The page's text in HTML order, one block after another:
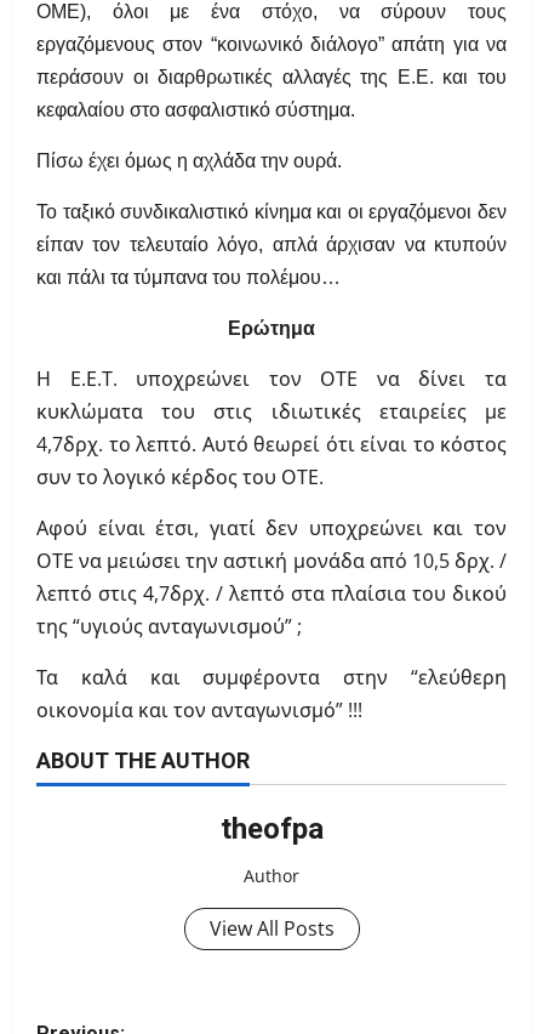
ΟΜΕ), όλοι με ένα στόχο, να σύρουν τους
εργαζόμενους στον “κοινωνικό διάλογο” απάτη για να
περάσουν οι διαρθρωτικές αλλαγές της Ε.Ε. και του
κεφαλαίου στο ασφαλιστικό σύστημα.
Πίσω έχει όμως η αχλάδα την ουρά.
Το ταξικό συνδικαλιστικό κίνημα και οι εργαζόμενοι δεν
είπαν τον τελευταίο λόγο, απλά άρχισαν να κτυπούν
και πάλι τα τύμπανα του πολέμου…
Ερώτημα
Η Ε.Ε.Τ. υποχρεώνει τον ΟΤΕ να δίνει τα
κυκλώματα του στις ιδιωτικές εταιρείες με
4,7δρχ. το λεπτό. Αυτό θεωρεί ότι είναι το κόστος
συν το λογικό κέρδος του ΟΤΕ.
Αφού είναι έτσι, γιατί δεν υποχρεώνει και τον
ΟΤΕ να μειώσει την αστική μονάδα από 10,5 δρχ. /
λεπτό στις 4,7δρχ. / λεπτό στα πλαίσια του δικού
της “υγιούς ανταγωνισμού” ;
Τα καλά και συμφέροντα στην “ελεύθερη
οικονομία και τον ανταγωνισμό” !!!
ABOUT THE AUTHOR
theofpa
Author
View All Posts
P